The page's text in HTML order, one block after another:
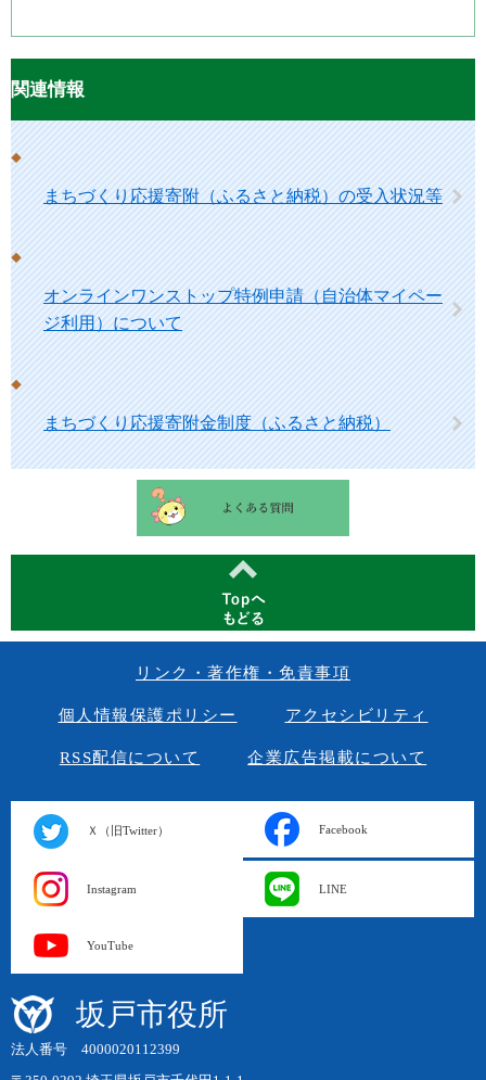
関連情報
まちづくり応援寄附（ふるさと納税）の受入状況等
オンラインワンストップ特例申請（自治体マイペー
ジ利用）について
まちづくり応援寄附金制度（ふるさと納税）
リンク・著作権・免責事項
個人情報保護ポリシー アクセシビリティ
RSS配信について 企業広告掲載について
Ｘ（旧Twitter） Facebook
Instagram LINE
YouTube
坂戸市役所
法人番号 4000020112399